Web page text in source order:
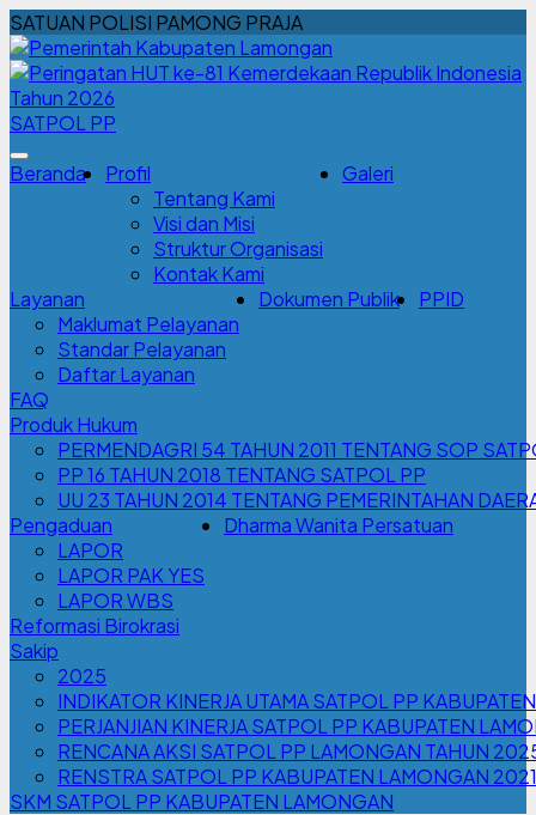
SATUAN POLISI PAMONG PRAJA
SATPOL PP
Beranda
Profil
Tentang Kami
Visi dan Misi
Struktur Organisasi
Kontak Kami
Galeri
Layanan
Maklumat Pelayanan
Standar Pelayanan
Daftar Layanan
Dokumen Publik PPID
FAQ
Produk Hukum
PERMENDAGRI 54 TAHUN 2011 TENTANG SOP
PP 16 TAHUN 2018 TENTANG SATPOL PP
UU 23 TAHUN 2014 TENTANG PEMERINTAHAN
Pengaduan
LAPOR
LAPOR PAK YES
LAPOR WBS
Dharma Wanita Persatuan
Reformasi Birokrasi
Sakip
2025
INDIKATOR KINERJA UTAMA SATPOL PP
PERJANJIAN KINERJA SATPOL PP KABUPATEN
RENCANA AKSI SATPOL PP LAMONGAN TAHUN
RENSTRA SATPOL PP KABUPATEN LAMONGAN
SKM SATPOL PP KABUPATEN LAMONGAN